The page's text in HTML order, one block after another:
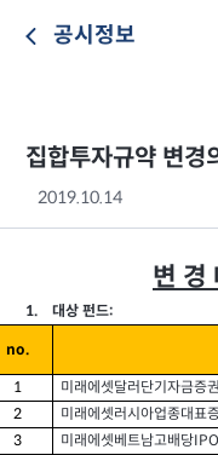
공시정보
집합투자규약 변경
2019.10.14
변 경
1. 대상 펀드:
no.
1 미래에셋달러단기자금증
2 미래에셋러시아업종대표
3 미래에셋베트남고배당